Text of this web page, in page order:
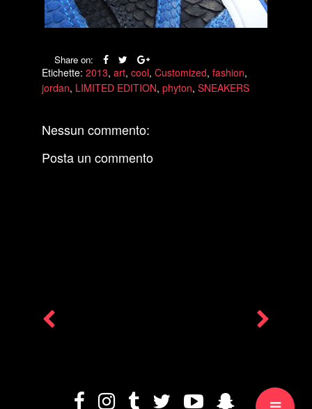
Share on:
Etichette: 2013, art, cool, Customized, fashion,
jordan, LIMITED EDITION, phyton, SNEAKERS
Nessun commento:
Posta un commento